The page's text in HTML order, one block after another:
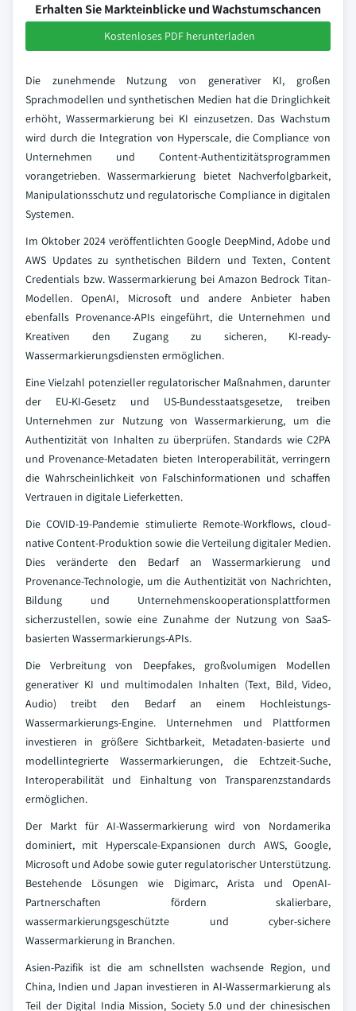
Erhalten Sie Markteinblicke und Wachstumschancen
Kostenloses PDF herunterladen
Die zunehmende Nutzung von generativer KI, großen
Sprachmodellen und synthetischen Medien hat die Dringlichkeit
erhöht, Wassermarkierung bei KI einzusetzen. Das Wachstum
wird durch die Integration von Hyperscale, die Compliance von
Unternehmen und Content-Authentizitätsprogrammen
vorangetrieben. Wassermarkierung bietet Nachverfolgbarkeit,
Manipulationsschutz und regulatorische Compliance in digitalen
Systemen.
Im Oktober 2024 veröffentlichten Google DeepMind, Adobe und
AWS Updates zu synthetischen Bildern und Texten, Content
Credentials bzw. Wassermarkierung bei Amazon Bedrock Titan-
Modellen. OpenAI, Microsoft und andere Anbieter haben
ebenfalls Provenance-APIs eingeführt, die Unternehmen und
Kreativen den Zugang zu sicheren, KI-ready-
Wassermarkierungsdiensten ermöglichen.
Eine Vielzahl potenzieller regulatorischer Maßnahmen, darunter
der EU-KI-Gesetz und US-Bundesstaatsgesetze, treiben
Unternehmen zur Nutzung von Wassermarkierung, um die
Authentizität von Inhalten zu überprüfen. Standards wie C2PA
und Provenance-Metadaten bieten Interoperabilität, verringern
die Wahrscheinlichkeit von Falschinformationen und schaffen
Vertrauen in digitale Lieferketten.
Die COVID-19-Pandemie stimulierte Remote-Workflows, cloud-
native Content-Produktion sowie die Verteilung digitaler Medien.
Dies veränderte den Bedarf an Wassermarkierung und
Provenance-Technologie, um die Authentizität von Nachrichten,
Bildung und Unternehmenskooperationsplattformen
sicherzustellen, sowie eine Zunahme der Nutzung von SaaS-
basierten Wassermarkierungs-APIs.
Die Verbreitung von Deepfakes, großvolumigen Modellen
generativer KI und multimodalen Inhalten (Text, Bild, Video,
Audio) treibt den Bedarf an einem Hochleistungs-
Wassermarkierungs-Engine. Unternehmen und Plattformen
investieren in größere Sichtbarkeit, Metadaten-basierte und
modellintegrierte Wassermarkierungen, die Echtzeit-Suche,
Interoperabilität und Einhaltung von Transparenzstandards
ermöglichen.
Der Markt für AI-Wassermarkierung wird von Nordamerika
dominiert, mit Hyperscale-Expansionen durch AWS, Google,
Microsoft und Adobe sowie guter regulatorischer Unterstützung.
Bestehende Lösungen wie Digimarc, Arista und OpenAI-
Partnerschaften fördern skalierbare,
wassermarkierungsgeschützte und cyber-sichere
Wassermarkierung in Branchen.
Asien-Pazifik ist die am schnellsten wachsende Region, und
China, Indien und Japan investieren in AI-Wassermarkierung als
Teil der Digital India Mission, Society 5.0 und der chinesischen